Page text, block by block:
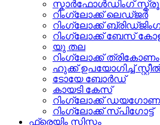
സ്കാർഫോൾഡിംഗ് സ്ക്രൂ
റിംഗ്ലോക്ക് ലെഡ്ജർ
റിംഗ്ലോക്ക്
റിംഗ്ലോക്ക് ബേസ്
യു തല
റിംഗ്ലോക്ക് ത്രികോണം
ഹുക്ക് ഉപയോഗിച്ച്
ടോയേ ബോർഡ്
കായടി കേസ്
റിംഗ്ലോക്ക്
റിംഗ്ലോക്ക് സ്പിഗോട്ട്
ഫ്രെയിം സിസ്റ്റം